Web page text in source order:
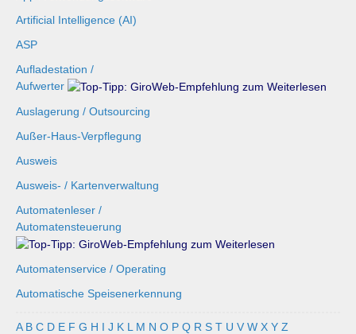
Artificial Intelligence (AI)
ASP
Aufladestation /
Aufwerter
Auslagerung / Outsourcing
Außer-Haus-Verpflegung
Ausweis
Ausweis- / Kartenverwaltung
Automatenleser /
Automatensteuerung
Automatenservice / Operating
Automatische Speisenerkennung
A B C D E F G H I J K L M N O P Q R S T U V W X Y Z